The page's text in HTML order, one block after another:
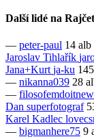
Další lidé na
— peter-paul 14 alb
Jaroslav Tihlařík
Jana+Kurt ja-ku
— nikanna039 28
— filosofemdoitnew
Dan superfotograf
Karel Kadlec
— bigmanhere75 9